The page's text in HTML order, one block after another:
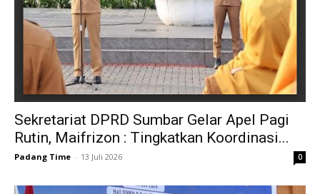
Sekretariat DPRD Sumbar Gelar Apel Pagi
Rutin, Maifrizon : Tingkatkan Koordinasi...
Padang Time - 13 Juli 2026 0